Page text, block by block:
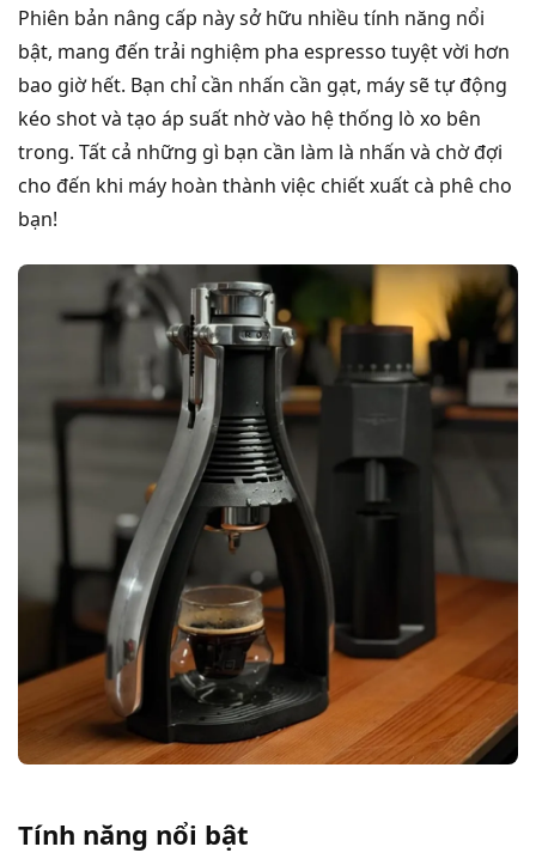
Phiên bản nâng cấp này sở hữu nhiều tính năng nổi
bật, mang đến trải nghiệm pha espresso tuyệt vời hơn
bao giờ hết. Bạn chỉ cần nhấn cần gạt, máy sẽ tự động
kéo shot và tạo áp suất nhờ vào hệ thống lò xo bên
trong. Tất cả những gì bạn cần làm là nhấn và chờ đợi
cho đến khi máy hoàn thành việc chiết xuất cà phê cho
bạn!
Tính năng nổi bật